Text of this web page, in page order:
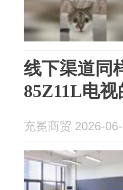
线下渠道同
85Z11L电
充冕商贸 2026-